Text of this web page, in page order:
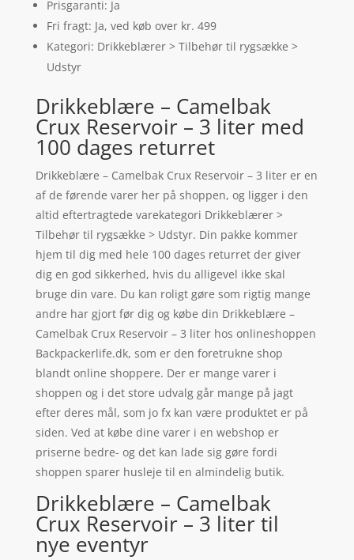
Prisgaranti: Ja
Fri fragt: Ja, ved køb over kr. 499
Kategori: Drikkeblærer > Tilbehør til rygsække >
Udstyr
Drikkeblære – Camelbak
Crux Reservoir – 3 liter med
100 dages returret
Drikkeblære – Camelbak Crux Reservoir – 3 liter er en
af de førende varer her på shoppen, og ligger i den
altid eftertragtede varekategori Drikkeblærer >
Tilbehør til rygsække > Udstyr. Din pakke kommer
hjem til dig med hele 100 dages returret der giver
dig en god sikkerhed, hvis du alligevel ikke skal
bruge din vare. Du kan roligt gøre som rigtig mange
andre har gjort før dig og købe din Drikkeblære –
Camelbak Crux Reservoir – 3 liter hos onlineshoppen
Backpackerlife.dk, som er den foretrukne shop
blandt online shoppere. Der er mange varer i
shoppen og i det store udvalg går mange på jagt
efter deres mål, som jo fx kan være produktet er på
siden. Ved at købe dine varer i en webshop er
priserne bedre- og det kan lade sig gøre fordi
shoppen sparer husleje til en almindelig butik.
Drikkeblære – Camelbak
Crux Reservoir – 3 liter til
nye eventyr